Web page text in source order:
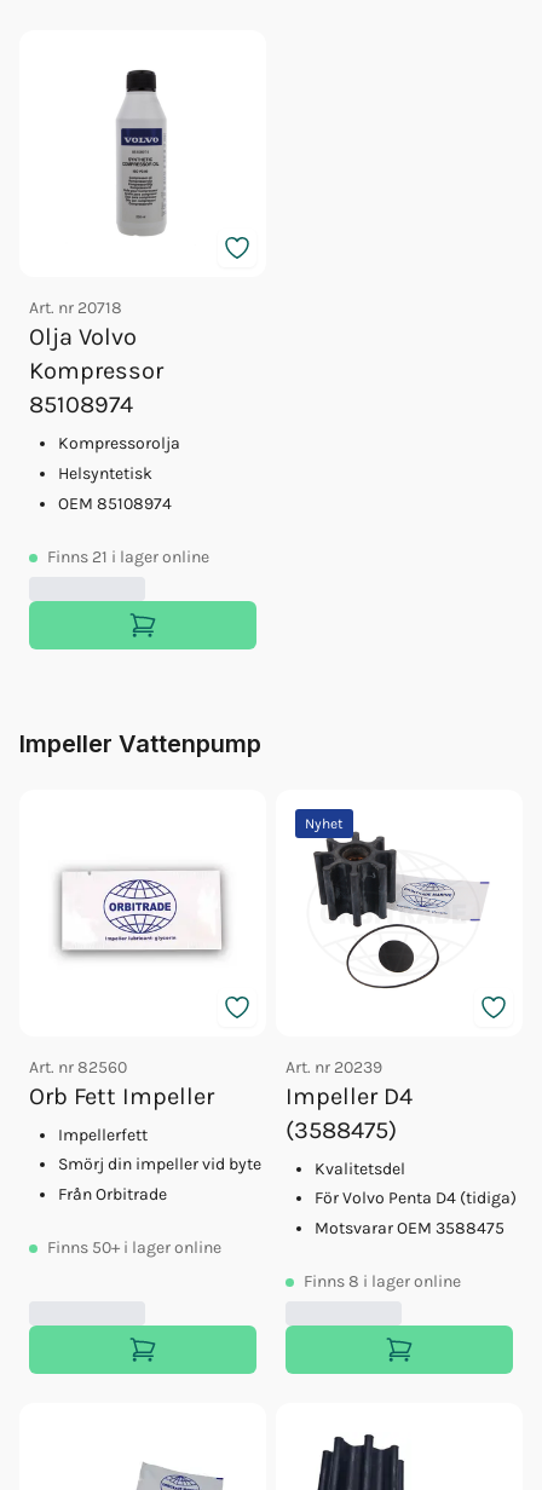
Art. nr 20718
Olja Volvo
Kompressor
85108974
Kompressorolja
Helsyntetisk
OEM 85108974
Finns 21 i lager online
Impeller Vattenpump
Art. nr82560
Orb Fett Impeller
Impellerfett
Smörj din impeller vid byte
Från Orbitrade
Finns 50+ i lager online
Nyhet
Art. nr 20239
Impeller D4
(3588475)
Kvalitetsdel
För Volvo Penta D4 (tidiga)
Motsvarar OEM 3588475
Finns8 i lager online